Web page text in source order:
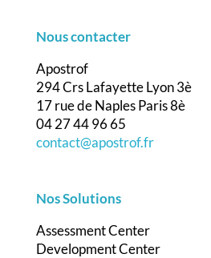
Nous contacter
Apostrof
294 Crs Lafayette Lyon 3è
17 rue de Naples Paris 8è
04 27 44 96 65
contact@apostrof.fr
Nos Solutions
Assessment Center
Development Center